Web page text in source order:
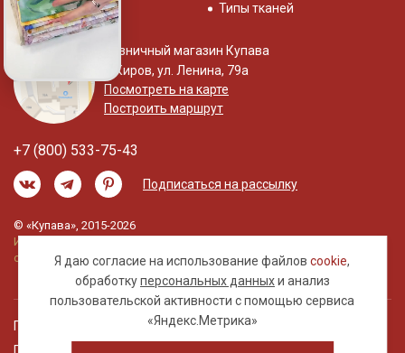
Я даю согласие на использование файловcookie,
обработкуперсональных данныхи анализ
пользовательской активности с помощью сервиса
«Яндекс.Метрика»
Типы тканей
Розничный магазин Купава
г. Киров, ул. Ленина, 79а
Посмотреть на карте
Построить маршрут
+7 (800) 533-75-43
Подписаться на рассылку
© «Купава», 2015-2026
Информация на сайте не является публичной
офертой.
Правовая информация